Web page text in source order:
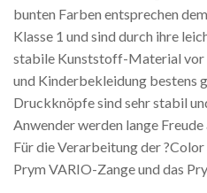
bunten Farben entsprechen
Klasse 1 und sind durch ihre
stabile Kunststoff-Material vor
und Kinderbekleidung bestens
Druckknöpfe sind sehr stabil
Anwender werden lange Freude
Für die Verarbeitung der
Prym VARIO-Zange und das